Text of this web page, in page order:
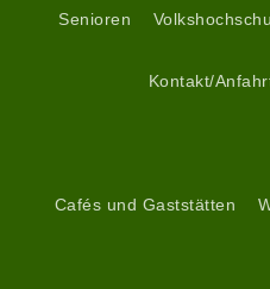
Senioren
Kontakt/
Cafés und Gaststätten